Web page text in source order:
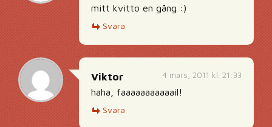
mitt kvitto en gång :)
Svara
4 mars, 2011 kl. 21:33
Viktor
haha, faaaaaaaaaaail!
Svara